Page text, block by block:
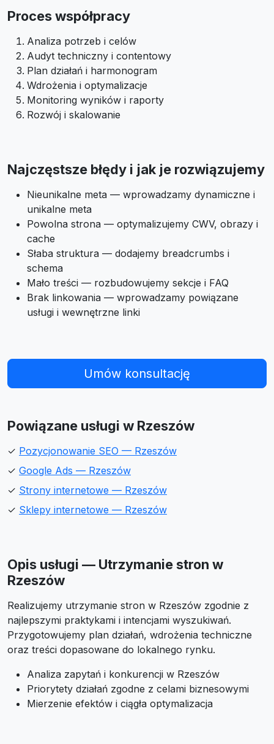
Proces współpracy
Analiza potrzeb i celów
Audyt techniczny i contentowy
Plan działań i harmonogram
Wdrożenia i optymalizacje
Monitoring wyników i raporty
Rozwój i skalowanie
Najczęstsze błędy i jak je rozwiązujemy
Nieunikalne meta — wprowadzamy dynamiczne i
unikalne meta
Powolna strona — optymalizujemy CWV, obrazy i
cache
Słaba struktura — dodajemy breadcrumbs i
schema
Mało treści — rozbudowujemy sekcje i FAQ
Brak linkowania — wprowadzamy powiązane
usługi i wewnętrzne linki
Umów konsultację
Powiązane usługi w Rzeszów
✓ Pozycjonowanie SEO — Rzeszów
✓ Google Ads — Rzeszów
✓ Strony internetowe — Rzeszów
✓ Sklepy internetowe — Rzeszów
Opis usługi — Utrzymanie stron w
Rzeszów
Realizujemy utrzymanie stron w Rzeszów zgodnie z
najlepszymi praktykami i intencjami wyszukiwań.
Przygotowujemy plan działań, wdrożenia techniczne
oraz treści dopasowane do lokalnego rynku.
Analiza zapytań i konkurencji w Rzeszów
Priorytety działań zgodne z celami biznesowymi
Mierzenie efektów i ciągła optymalizacja